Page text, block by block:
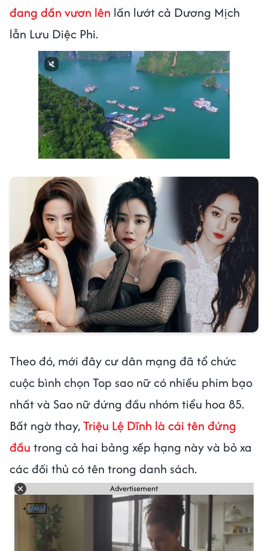
đang dần vươn lên lấn lướt cả Dương Mịch
lẫn Lưu Diệc Phi.
Theo đó, mới đây cư dân mạng đã tổ chức
cuộc bình chọn Top sao nữ có nhiều phim bạo
nhất và Sao nữ đứng đầu nhóm tiểu hoa 85.
Bất ngờ thay,Triệu Lệ Dĩnh là cái tên đứng
đầu trong cả hai bảng xếp hạng này và bỏ xa
các đối thủ có tên trong danh sách.
Advertisement